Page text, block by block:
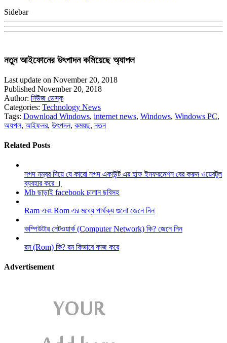
Sidebar
নতুন আইফোনের উৎপাদন কমিয়েছে অ্যাপল
Last update on November 20, 2018
Published November 20, 2018
Author: নিউজ ডেস্ক
Categories: Technology News
Tags: Download Windows, internet news, Windows, Windows PC,
অযপল, আইফনর, উৎপদন, কময়ছ, নতন
Related Posts
নগদ নম্বর দিয়ে যে কারো নগদ একাউন্ট এর হাফ ইনফরমেশন বের করুন ওয়েবটুল
ব্যবহার করে ।
Mb ছাড়াই facebook চালান ছবিসহ
Ram এবং Rom এর মধ্যে পার্থক্য গুলো জেনে নিন
কম্পিউটার নেটওয়ার্ক (Computer Network) কি? জেনে নিন
রম (Rom) কি? রম কিভাবে কাজ করে
Advertisement